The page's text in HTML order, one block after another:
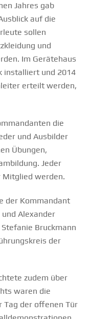
Jahres gab
auf die
sollen
und
Im Gerätehaus
installiert und 2014
erteilt werden,
die
und Ausbilder
Übungen,
Jeder
Mitglied werden.
der Kommandant
Alexander
Bruckmann
der
zudem über
waren die
Tag der offenen Tür